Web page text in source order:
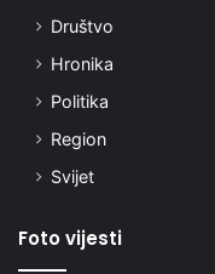
Društvo
Hronika
Politika
Region
Svijet
Foto vijesti